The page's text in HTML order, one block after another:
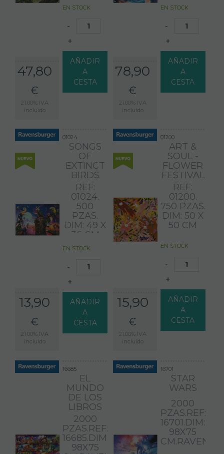
47,80
€
21.00% IVA
incluido
EN STOCK
-
+
AÑADIR
A
CESTA
78,90
€
21.00% IVA
incluido
EN STOCK
-
+
AÑADIR
A
CESTA
13,90
€
21.00% IVA
incluido
01024
SONGS
OF
EXTINCT
BIRDS
REF:
01024.
500
PZAS.
DIM: 49 X
36 CM
EN STOCK
-
+
AÑADIR
A
CESTA
15,90
€
21.00% IVA
incluido
01200
ART &
SOUL -
FLOWER
FESTIVAL
REF:
01200.
750 PZAS.
DIM: 50 X
50 CM
EN STOCK
-
+
AÑADIR
A
CESTA
16685
EL
MUNDO
DE LOS
LIBROS
2000
PZAS.REF:
16685.DIM:
98X75
16701
STAR
WARS
2000
PZAS.REF:
16701.DIM:
98X75